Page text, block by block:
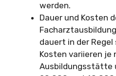
werden.
Dauer und Kosten
dauert in der Regel
Kosten variieren je
Ausbildungsstätte